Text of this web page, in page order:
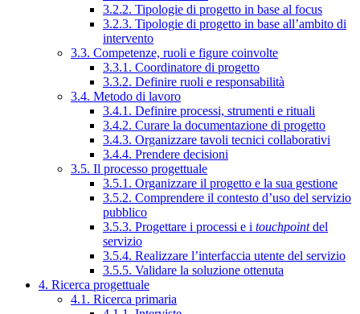
3.2.2. Tipologie di progetto in base al focus
3.2.3. Tipologie di progetto in base all’ambito di
intervento
3.3. Competenze, ruoli e figure coinvolte
3.3.1. Coordinatore di progetto
3.3.2. Definire ruoli e responsabilità
3.4. Metodo di lavoro
3.4.1. Definire processi, strumenti e rituali
3.4.2. Curare la documentazione di progetto
3.4.3. Organizzare tavoli tecnici collaborativi
3.4.4. Prendere decisioni
3.5. Il processo progettuale
3.5.1. Organizzare il progetto e la sua gestione
3.5.2. Comprendere il contesto d’uso del servizio
pubblico
3.5.3. Progettare i processi e i touchpointdel
servizio
3.5.4. Realizzare l’interfaccia utente del servizio
3.5.5. Validare la soluzione ottenuta
4. Ricerca progettuale
4.1. Ricerca primaria